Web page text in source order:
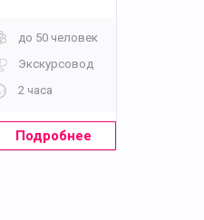
до 50 человек
Экскурсовод
2 часа
Подробнее